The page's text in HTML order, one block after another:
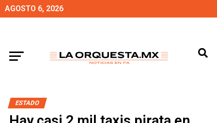
AGOSTO 6, 2026
ESTADO